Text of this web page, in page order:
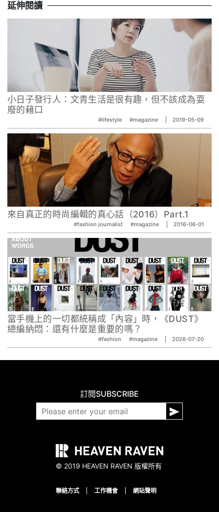
延伸閱讀
小日子發行人：文青生活是很有趣，但不該成為耍
廢的藉口
#lifestyle #magazine 2019-05-09
來自真正的時尚編輯的真心話（2016）Part.1
#fashion journalist #magazine 2016-06-01
當手機上的一切都統稱成「內容」時，《DUST》
總編納悶：還有什麼是重要的嗎？
#fashion #magazine 2026-07-20
訂閱SUBSCRIBE
© 2019 HEAVEN RAVEN 版權所有
聯絡方式 工作機會 網站聲明